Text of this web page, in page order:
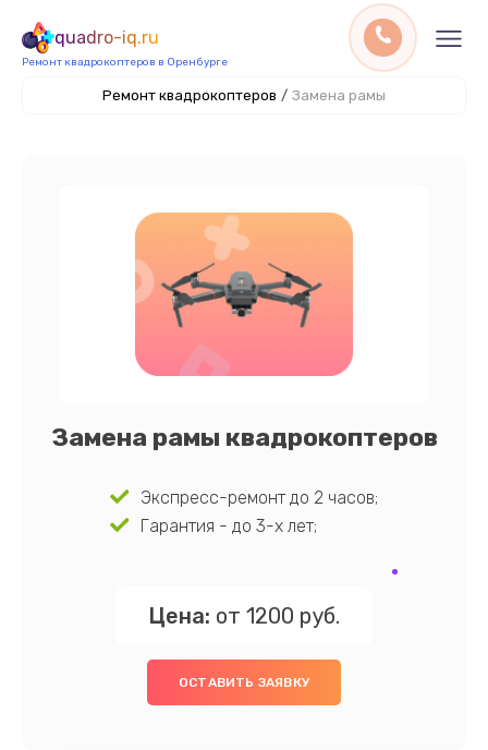
quadro-iq.ru
Ремонт квадрокоптеров в Оренбурге
Ремонт квадрокоптеров / Замена рамы
Замена рамы квадрокоптеров
Экспресс-ремонт до 2 часов;
Гарантия - до 3-х лет;
Цена: от 1200 руб.
ОСТАВИТЬ ЗАЯВКУ